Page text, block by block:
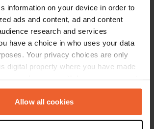
information on your device in order to
ads and content, ad and content
research and services
have a choice in who uses your data
Your privacy choices are only
digital property where you have made
Cookie Declaration or by clicking on
icon.
Allow all cookies
Road
Municipal Unit, Grèce